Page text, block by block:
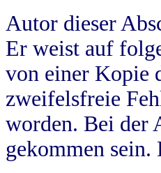
Autor dieser
Er weist auf
von einer Kopie
zweifelsfreie
worden. Bei der
gekommen